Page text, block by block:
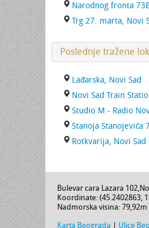
Narodnog fronta
Trg 27. marta, Novi
Poslednje tražene
Lađarska, Novi Sad
Novi Sad Train
Studio M - Radio
Stanoja Stanojevića
Rotkvarija, Novi Sad
Bulevar cara Lazara 102,
Koordinate: (45.2402863,
Nadmorska visina: 79,92m
Karta Beograda Ulice